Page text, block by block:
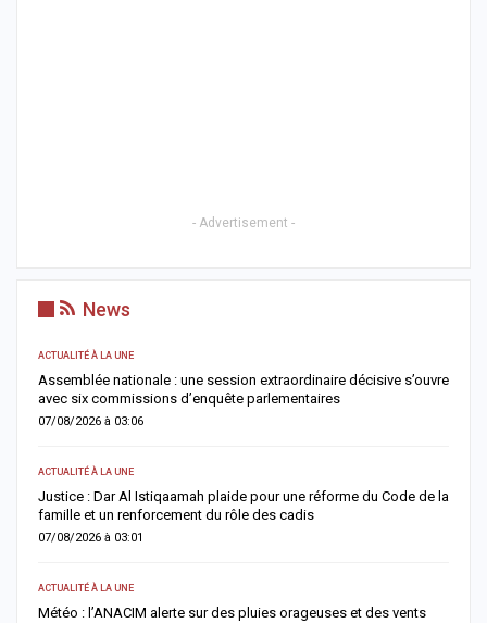
- Advertisement -
News
ACTUALITÉ À LA UNE
Soudure 2026 : le gouvernement débloque plus de 7,2 milliards
FCFA pour renforcer l’assistance alimentaire et pastorale
06/08/2026 à 18:01
ACTUALITÉ À LA UNE
HLM Biscuiterie : un homme arrêté après l’abattage clandestin
d’un mouton, la police déjoue une tentative de…
06/08/2026 à 17:57
SANTÉ
Urgence sanitaire : les stocks de sang s’effondrent, le CNTS